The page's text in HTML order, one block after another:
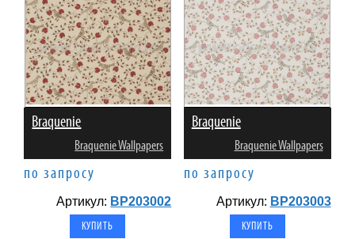
Braquenie
Braquenie Wallpapers
по запросу
Артикул: BP203002
Braquenie
Braquenie Wallpapers
по запросу
Артикул: BP203003